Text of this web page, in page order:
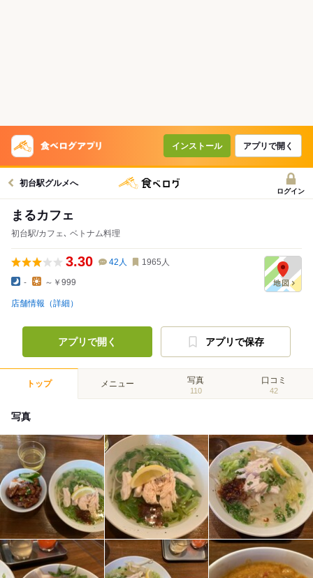
インストール アプリで開く
初台駅グルメへ
ログイン
まるカフェ
初台駅/カフェ､ ベトナム料理
3.30 42 人 1965 人
- ～￥999
店舗情報（詳細）
アプリで開く アプリで保存
トップ メニュー 写真
110
口コミ
42
写真